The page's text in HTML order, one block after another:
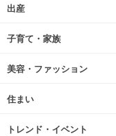
出産
子育て・家族
美容・ファッション
住まい
トレンド・イベント